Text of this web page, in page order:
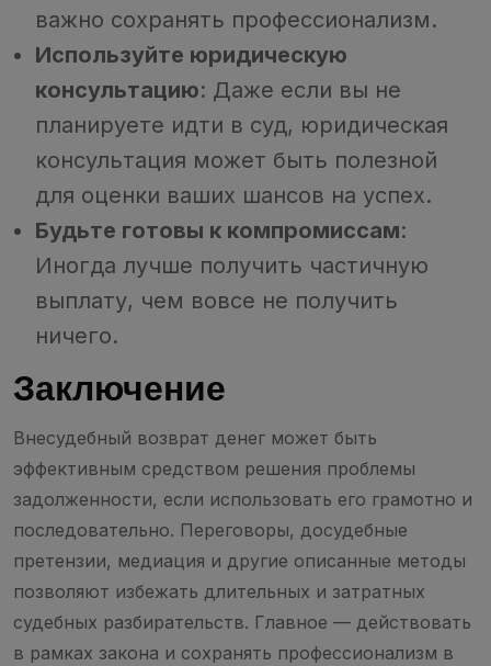
важно сохранять профессионализм.
Используйте юридическую
консультацию: Даже если вы не
планируете идти в суд, юридическая
консультация может быть полезной
для оценки ваших шансов на успех.
Будьте готовы к компромиссам:
Иногда лучше получить частичную
выплату, чем вовсе не получить
ничего.
Заключение
Внесудебный возврат денег может быть
эффективным средством решения проблемы
задолженности, если использовать его грамотно и
последовательно. Переговоры, досудебные
претензии, медиация и другие описанные методы
позволяют избежать длительных и затратных
судебных разбирательств. Главное — действовать
в рамках закона и сохранять профессионализм в